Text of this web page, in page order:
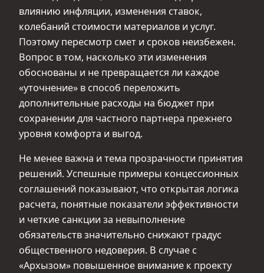
влиянию инфляции, изменения ставок,
колебаний стоимости материалов и услуг.
Поэтому пересмотр смет и сроков неизбежен.
Вопрос в том, насколько эти изменения
обоснованы и не превращается ли каждое
«уточнение» в способ переложить
дополнительные расходы на бюджет при
сохранении для частного партнера прежнего
уровня комфорта и выгод.
Не менее важна и тема прозрачности принятия
решений. Успешные примеры концессионных
соглашений показывают, что открытая логика
расчета, понятные показатели эффективности
и четкие санкции за невыполнение
обязательств значительно снижают градус
общественного недоверия. В случае с
«Архызом» повышенное внимание к проекту